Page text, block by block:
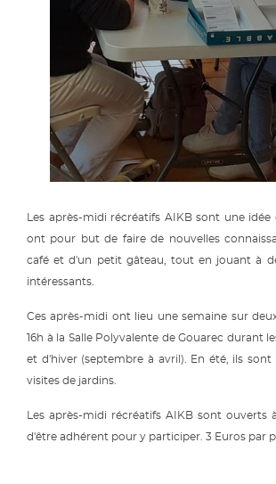
Les après-midi récréatifs AIKB sont une idée
ont pour but de faire de nouvelles
café et d'un petit gâteau, tout en jouant à
intéressants.
Ces après-midi ont lieu une semaine sur
16h à la Salle Polyvalente de Gouarec durant
et d'hiver (septembre à avril). En été, ils sont
visites de jardins.
Les après-midi récréatifs AIKB sont ouverts
d'être adhérent pour y participer. 3 Euros par